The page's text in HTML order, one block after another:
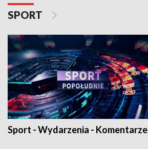
SPORT
Sport - Wydarzenia - Komentarze